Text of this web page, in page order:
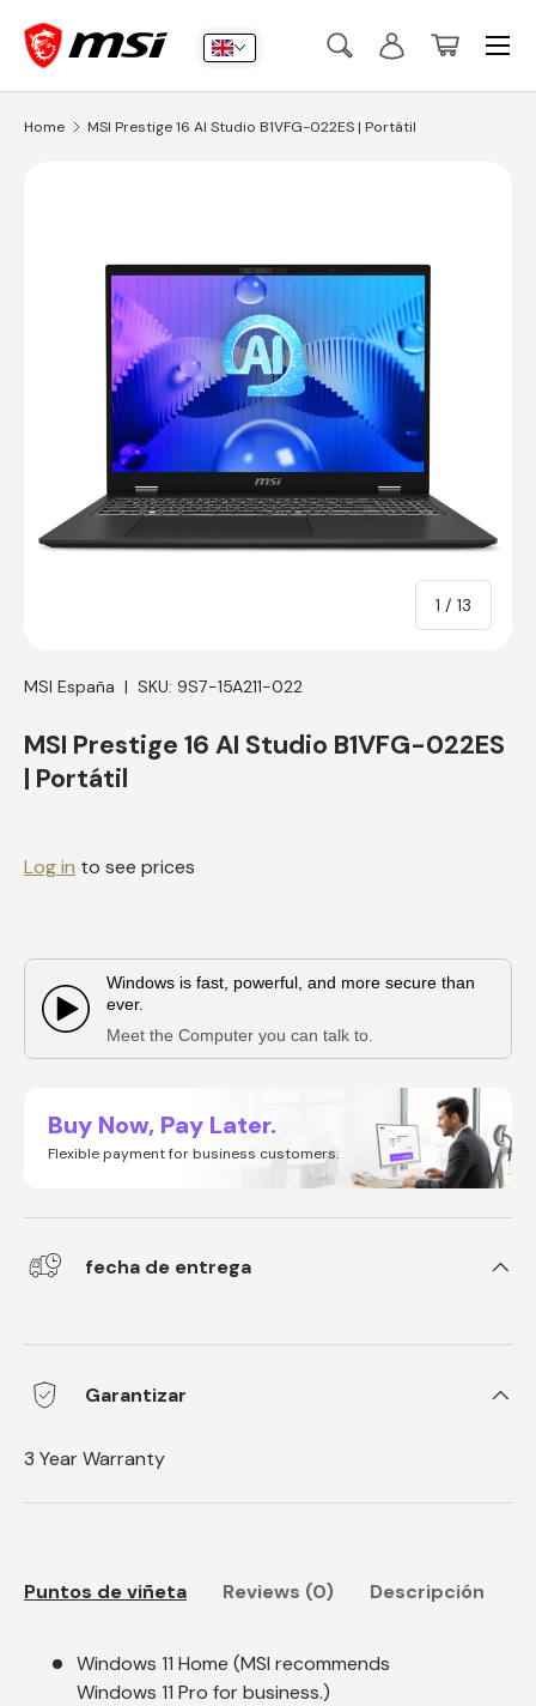
Skip to content
Search
SearchLog inBasket
Menu
Home MSI Prestige 16 AI Studio B1VFG-022ES | Portátil
1 / of
13
MSI España | SKU: 9S7-15A211-022
MSI Prestige 16 AI Studio B1VFG-022ES
| Portátil
Log in to see prices
Play Video:
Windows is fast, powerful, and more secure than
ever.
Meet the Computer you can talk to.
Buy Now, Pay Later.
Flexible payment for business customers.
fecha de entrega
Garantizar
3 Year Warranty
Puntos de viñeta Reviews (0) Descripción
Windows 11 Home (MSI recommends
Windows 11 Pro for business.)